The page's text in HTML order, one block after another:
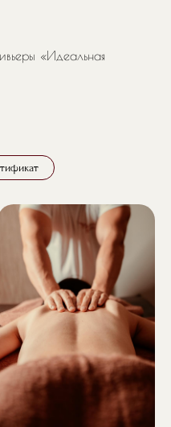
«Идеальная